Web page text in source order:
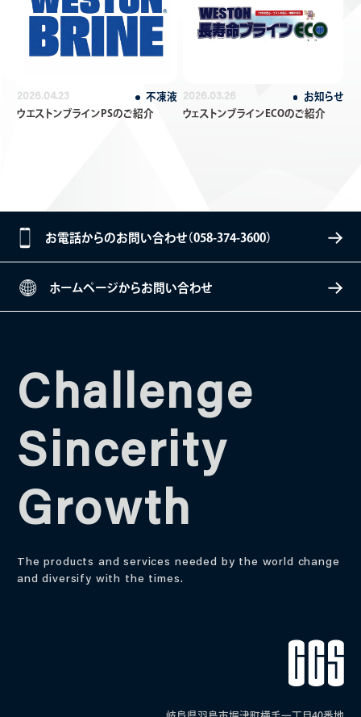
2026.04.23
不凍液
ウエストンブラインPSのご紹介
2026.03.26
お知らせ
ウェストンブラインECOのご紹介
お電話からのお問い合わせ（058-374-3600）
ホームページからお問い合わせ
Challenge
Sincerity
Growth
The products and services needed by the world change
and diversify with the times.